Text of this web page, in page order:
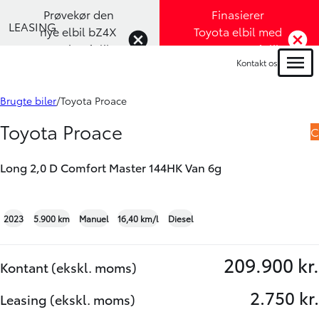
Prøvekør den
nye elbil bZ4X
Touring (Klik
Finasierer
Toyota elbil med
1,99% rente (Klik
her)
Kontakt os Menu
Book prøvetur
Brugte biler Toyota Proace
Toyota Proace
Long 2,0 D Comfort Master 144HK Van 6g
C
LEASING
2023 5.900 km Manuel 16,40 km/l Diesel
Kontant (ekskl. moms) 209.900 kr.
Leasing (ekskl. moms) 2.750 kr.